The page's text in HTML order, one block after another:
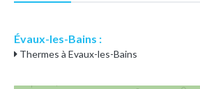
Évaux-les-Bains :
Thermes à Evaux-les-Bains